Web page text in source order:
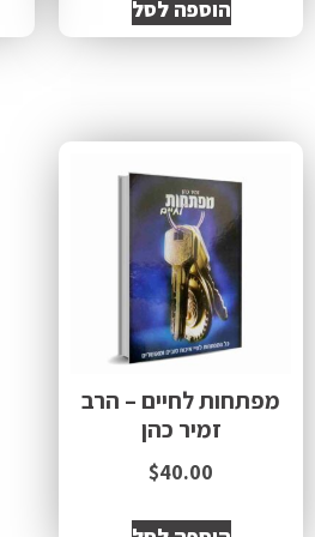
הוספה לסל
מפתחות לחיים – הרב
זמיר כהן
$40.00